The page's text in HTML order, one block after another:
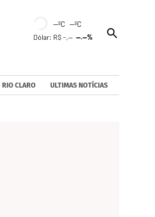
--ºC --ºC
Dólar: R$ -,----.--%
Open
Search
RIO CLARO ULTIMAS NOTÍCIAS